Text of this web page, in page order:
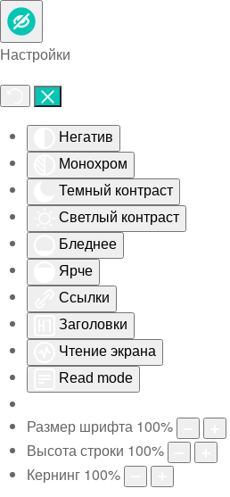
Настройки
Негатив
Монохром
Темный контраст
Светлый контраст
Бледнее
Ярче
Ссылки
Заголовки
Чтение экрана
Read mode
Размер шрифта 100%
Высота строки 100%
Кернинг 100%
Skip to main content